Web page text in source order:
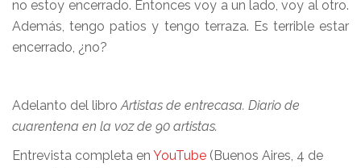
no estoy encerrado. Entonces voy a un lado, voy al otro.
Además, tengo patios y tengo terraza. Es terrible estar
encerrado, ¿no?
Adelanto del libroArtistas de entrecasa. Diario de
cuarentena en la voz de 90 artistas.
Entrevista completa en YouTube (Buenos Aires, 4 de